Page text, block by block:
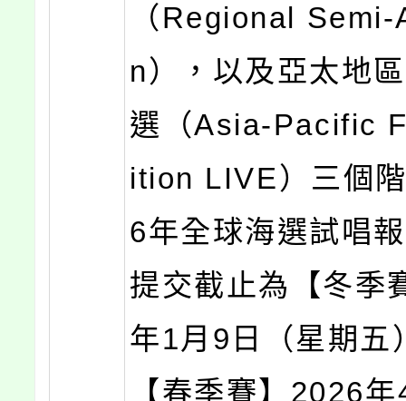
（Regional
n），以及亞太地
選（Asia-Pacific
ition LIVE）三個
6年全球海選試唱
提交截止為【冬季
年1月9日（星期五
【春季賽】2026